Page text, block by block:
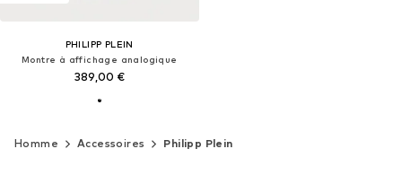
PHILIPP PLEIN
Montre à affichage analogique
389,00 €
Homme Accessoires Philipp Plein